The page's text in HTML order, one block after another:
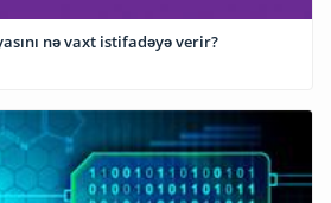
nə vaxt istifadəyə verir?